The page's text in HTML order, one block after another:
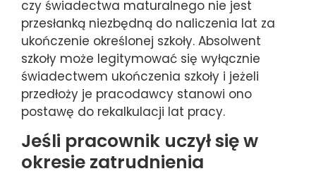
czy świadectwa maturalnego nie jest
przesłanką niezbędną do naliczenia lat za
ukończenie określonej szkoły. Absolwent
szkoły może legitymować się wyłącznie
świadectwem ukończenia szkoły i jeżeli
przedłoży je pracodawcy stanowi ono
postawę do rekalkulacji lat pracy.
Jeśli pracownik uczył się w
okresie zatrudnienia